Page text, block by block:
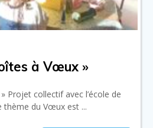
à Vœux »
Projet collectif avec l’école de
thème du Vœux est ...